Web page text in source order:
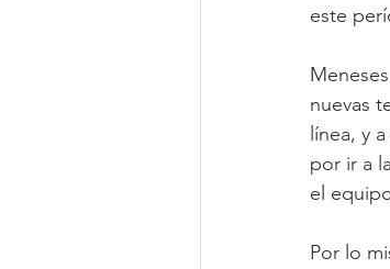
este
nuevas
línea, y
por ir a
el
Por lo